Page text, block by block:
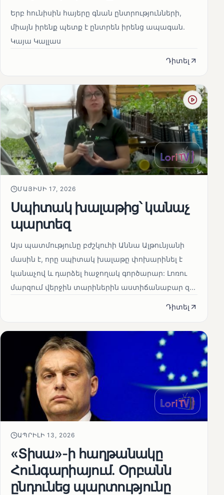
Երբ հունիսին հայերը գնան ընտրությունների,
միայն իրենք պետք է ընտրեն իրենց ապագան.
Կայա Կալլաս
Դիտել
ՄԱՅԻՍԻ 17, 2026
Սպիտակ խալաթից՝ կանաչ
պարտեզ
Այս պատմությունը բժշկուհի Աննա Ալթունյանի
մասին է, որը սպիտակ խալաթը փոխարինել է
կանաչով և դարձել հաջողակ գործարար: Լոռու
մարզում վերջին տարիներին աստիճանաբար զ...
Դիտել
ԱՊՐԻԼԻ 13, 2026
«Տիսա»-ի հաղթանակը
Հունգարիայում․ Օրբանն
ընդունեց պարտությունը